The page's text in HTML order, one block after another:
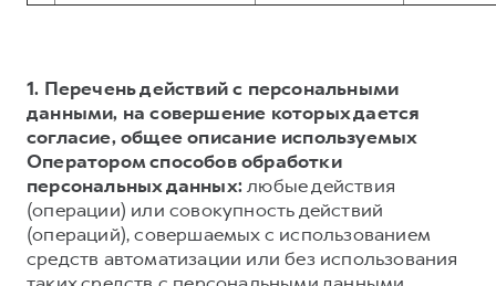
1. Перечень действий с персональными
данными, на совершение которых дается
согласие, общее описание используемых
Оператором способов обработки
персональных данных:любые действия
(операции) или совокупность действий
(операций), совершаемых с использованием
средств автоматизации или без использования